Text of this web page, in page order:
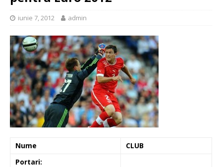
iunie 7, 2012 admin
Nume
CLUB
Portari: